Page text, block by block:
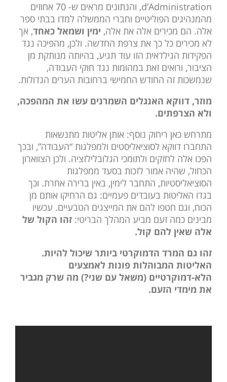
d’Administration, והנתונים מראים ש- 70 אחוזים
מהמנהיגים הפוליטיים וחברי הממשלה למדו בבתי ספר
אלה. הם מכירים אלה את אלה, ימין ושמאל כאחד, אך
לא מכירים כל כך את צרפת החדשה. ולכן, מהפיכה נגד
הפקידות הגילדאית הזו עוד תגיע, בהיותה מנותקת מן
הציבור, ורואים זאת במהומות נגד חוקי העבודה,
שנמשכות זה החודש החמישי ברחובות הערים הגדולות.
מוזר, דווקא האנגלים השמרנים עשו את המהפכה,
ולא הצרפתים.
מתרחש כאן ריחוק נוסף: אותן אליטות מתנשאות
התחברו דווקא לסוציאליסטים ולמפלגות “העבודה”, ובכך
הפכו אלה לחזקים ולתומכי הגלובלילזציה. ולכן הצווארון
הכחול, שהיה אמור לזכות בסעד ממפלגות
הסוציאליסטיות, התחבר לימין, באין ברירה אחרת. וכך
בגדו האליטות בעובדים פעמיים: גם הרחיקו אותם מן
הכוח, וגם חטפו להם את המייצגים הטבעיים. עכשיו
מבינים כמה זעם מביע המהלך הבריטי: זהו הקול של
אלה שאין להם קול.
זהו גם המרד הדמוקרטי ביותר שיכול להיות.
האליטות המבוהלות פונות לאמצעים
הלא-דמוקרטיים (משאל עם שני?) מה שרק מגביר
את מימדי הזעם.